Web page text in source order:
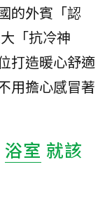
的外賓「認
「抗冷神
打造暖心舒適
用擔心感冒著
浴室 就該